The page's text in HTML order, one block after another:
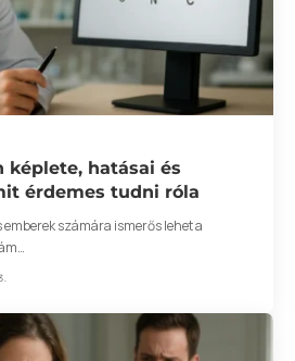
hatásai és
érdemes tudni róla
számára ismerős lehet a